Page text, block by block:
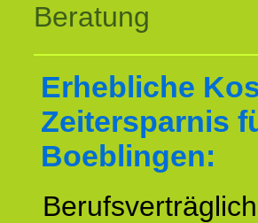
Beratung
Erhebliche
Zeitersparnis
Boeblingen: